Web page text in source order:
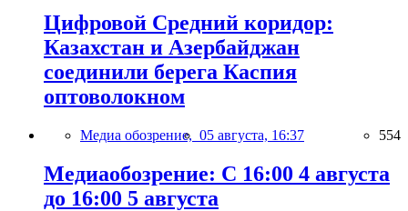
Цифровой Средний коридор:
Казахстан и Азербайджан
соединили берега Каспия
оптоволокном
Медиа обозрение, 05 августа, 16:37 554
Медиаобозрение: С 16:00 4 августа
до 16:00 5 августа